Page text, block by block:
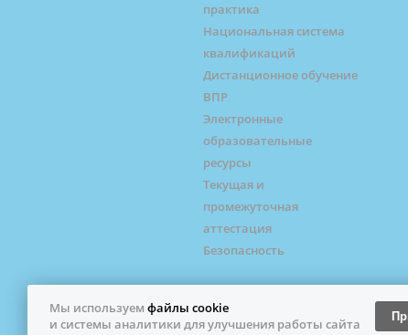
практика
Национальная система
квалификаций
Дистанционное обучение
ВПР
Электронные
образовательные
ресурсы
Текущая и
промежуточная
аттестация
Безопасность
© Профессиональный колледж города
материалов сайта разрешено только с
Мы используем файлы cookie
и системы аналитики для улучшения работы сайта